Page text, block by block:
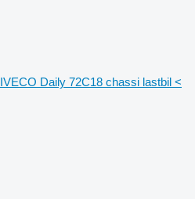
IVECO Daily 72C18 chassi lastbil <